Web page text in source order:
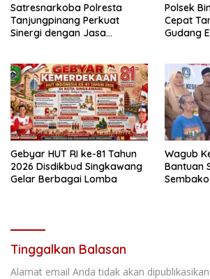
Satresnarkoba Polresta
Tanjungpinang Perkuat
Sinergi dengan Jasa
Polsek
Cepat
Gudang
Gebyar HUT RI ke-81 Tahun
2026 Disdikbud Singkawang
Gelar Berbagai Lomba
Wagub
Bantuan
Tinggalkan Balasan
Alamat email Anda tidak akan dipublikasikan.